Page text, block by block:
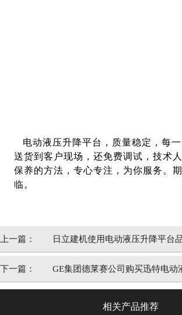
电动液压升降平台，质量稳定，每
送货到客户现场，还免费调试，技术
保养的方法，专心专注，为你服务。
临。
上一篇： 日立建机使用电动液压升降平台
好评
下一篇： GE集团德莱赛公司购买迅特电动
相关产品推荐